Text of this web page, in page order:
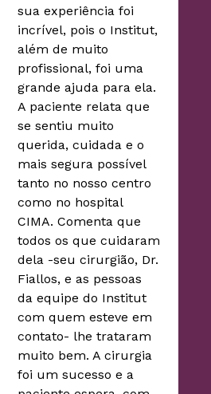
sua experiência foi
incrível, pois o Institut,
além de muito
profissional, foi uma
grande ajuda para ela.
A paciente relata que
se sentiu muito
querida, cuidada e o
mais segura possível
tanto no nosso centro
como no hospital
CIMA. Comenta que
todos os que cuidaram
dela -seu cirurgião, Dr.
Fiallos, e as pessoas
da equipe do Institut
com quem esteve em
contato- lhe trataram
muito bem. A cirurgia
foi um sucesso e a